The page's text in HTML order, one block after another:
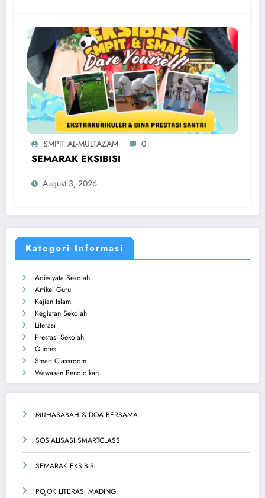
Kategori Informasi
Adiwiyata Sekolah
Artikel Guru
Kajian Islam
Kegiatan Sekolah
Literasi
Prestasi Sekolah
Quotes
Smart Classroom
Wawasan Pendidikan
SMPIT AL-MULTAZAM 0
SEMARAK EKSIBISI
August 3, 2026
MUHASABAH & DOA BERSAMA
SOSIALISASI SMARTCLASS
SEMARAK EKSIBISI
POJOK LITERASI MADING